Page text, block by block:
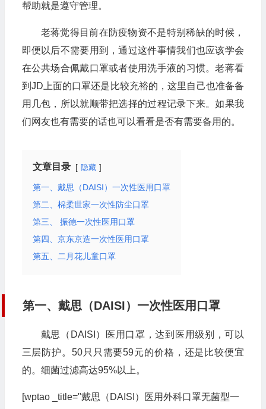
帮助就是遵守管理。
老蒋觉得目前在防疫物资不是特别稀缺的时候，
即便以后不需要用到，通过这件事情我们也应该学会
在公共场合佩戴口罩或者使用洗手液的习惯。老蒋看
到JD上面的口罩还是比较充裕的，这里自己也准备备
用几包，所以就顺带把选择的过程记录下来。如果我
们网友也有需要的话也可以看看是否有需要备用的。
文章目录 隐藏
第一、戴思（DAISI）一次性医用口罩
第二、棉柔世家一次性防尘口罩
第三、 振德一次性医用口罩
第四、京东京造一次性医用口罩
第五、二月花儿童口罩
第一、戴思（DAISI）一次性医用口罩
戴思（DAISI）医用口罩，达到医用级别，可以
三层防护。50只只需要59元的价格，还是比较便宜
的。细菌过滤高达95%以上。
[wptao _title="戴思（DAISI）医用外科口罩无菌型一